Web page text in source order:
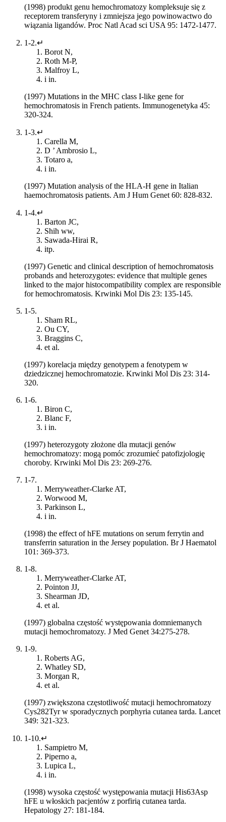
(1998) produkt genu hemochromatozy kompleksuje się z
receptorem transferyny i zmniejsza jego powinowactwo do
wiązania ligandów. Proc Natl Acad sci USA 95: 1472-1477.
1-2.↵
Borot N,
Roth M-P,
Malfroy L,
i in.
(1997) Mutations in the MHC class I-like gene for
hemochromatosis in French patients. Immunogenetyka 45:
320-324.
1-3.↵
Carella M,
D ’ Ambrosio L,
Totaro a,
i in.
(1997) Mutation analysis of the HLA-H gene in Italian
haemochromatosis patients. Am J Hum Genet 60: 828-832.
1-4.↵
Barton JC,
Shih ww,
Sawada-Hirai R,
itp.
(1997) Genetic and clinical description of hemochromatosis
probands and heterozygotes: evidence that multiple genes
linked to the major histocompatibility complex are responsible
for hemochromatosis. Krwinki Mol Dis 23: 135-145.
1-5.
Sham RL,
Ou CY,
Braggins C,
et al.
(1997) korelacja między genotypem a fenotypem w
dziedzicznej hemochromatozie. Krwinki Mol Dis 23: 314-
320.
1-6.
Biron C,
Blanc F,
i in.
(1997) heterozygoty złożone dla mutacji genów
hemochromatozy: mogą pomóc zrozumieć patofizjologię
choroby. Krwinki Mol Dis 23: 269-276.
1-7.
Merryweather-Clarke AT,
Worwood M,
Parkinson L,
i in.
(1998) the effect of hFE mutations on serum ferrytin and
transferrin saturation in the Jersey population. Br J Haematol
101: 369-373.
1-8.
Merryweather-Clarke AT,
Pointon JJ,
Shearman JD,
et al.
(1997) globalna częstość występowania domniemanych
mutacji hemochromatozy. J Med Genet 34:275-278.
1-9.
Roberts AG,
Whatley SD,
Morgan R,
et al.
(1997) zwiększona częstotliwość mutacji hemochromatozy
Cys282Tyr w sporadycznych porphyria cutanea tarda. Lancet
349: 321-323.
1-10.↵
Sampietro M,
Piperno a,
Lupica L,
i in.
(1998) wysoka częstość występowania mutacji His63Asp
hFE u włoskich pacjentów z porfirią cutanea tarda.
Hepatology 27: 181-184.